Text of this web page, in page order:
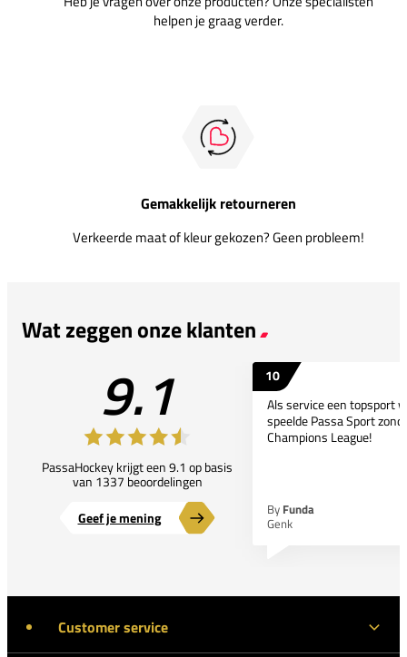
helpen je graag verder.
Gemakkelijk retourneren
Verkeerde maat of kleur gekozen? Geen probleem!
Wat zeggen onze klanten
9.1
PassaHockey krijgt een 9.1 op basis
van 1337 beoordelingen
Geef je mening
10
Als service een topsport
speelde Passa Sport
Champions League!
By Funda
Genk
Customer service